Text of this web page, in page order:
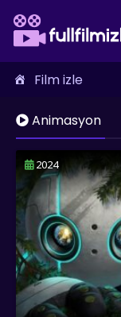
Film izle
Animasyon
2024